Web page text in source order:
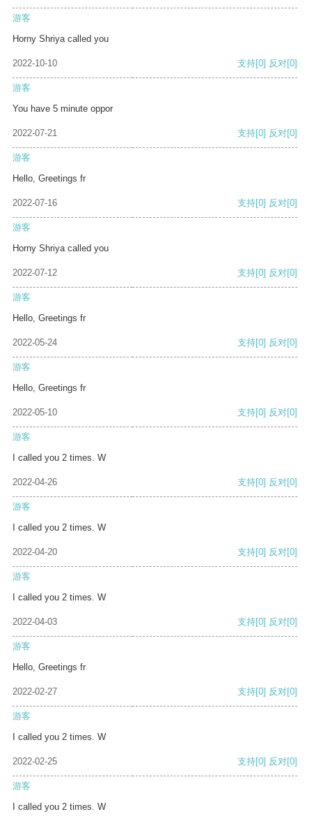
游客
Horny Shriya called you
2022-10-10 支持[0] 反对[0]
游客
You have 5 minute oppor
2022-07-21 支持[0] 反对[0]
游客
Hello, Greetings fr
2022-07-16 支持[0] 反对[0]
游客
Horny Shriya called you
2022-07-12 支持[0] 反对[0]
游客
Hello, Greetings fr
2022-05-24 支持[0] 反对[0]
游客
Hello, Greetings fr
2022-05-10 支持[0] 反对[0]
游客
I called you 2 times. W
2022-04-26 支持[0] 反对[0]
游客
I called you 2 times. W
2022-04-20 支持[0] 反对[0]
游客
I called you 2 times. W
2022-04-03 支持[0] 反对[0]
游客
Hello, Greetings fr
2022-02-27 支持[0] 反对[0]
游客
I called you 2 times. W
2022-02-25 支持[0] 反对[0]
游客
I called you 2 times. W